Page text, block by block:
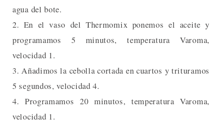
agua del bote.
2. En el vaso del Thermomix ponemos el aceite y
programamos 5 minutos, temperatura Varoma,
velocidad 1.
3. Añadimos la cebolla cortada en cuartos y trituramos
5 segundos, velocidad 4.
4. Programamos 20 minutos, temperatura Varoma,
velocidad 1.